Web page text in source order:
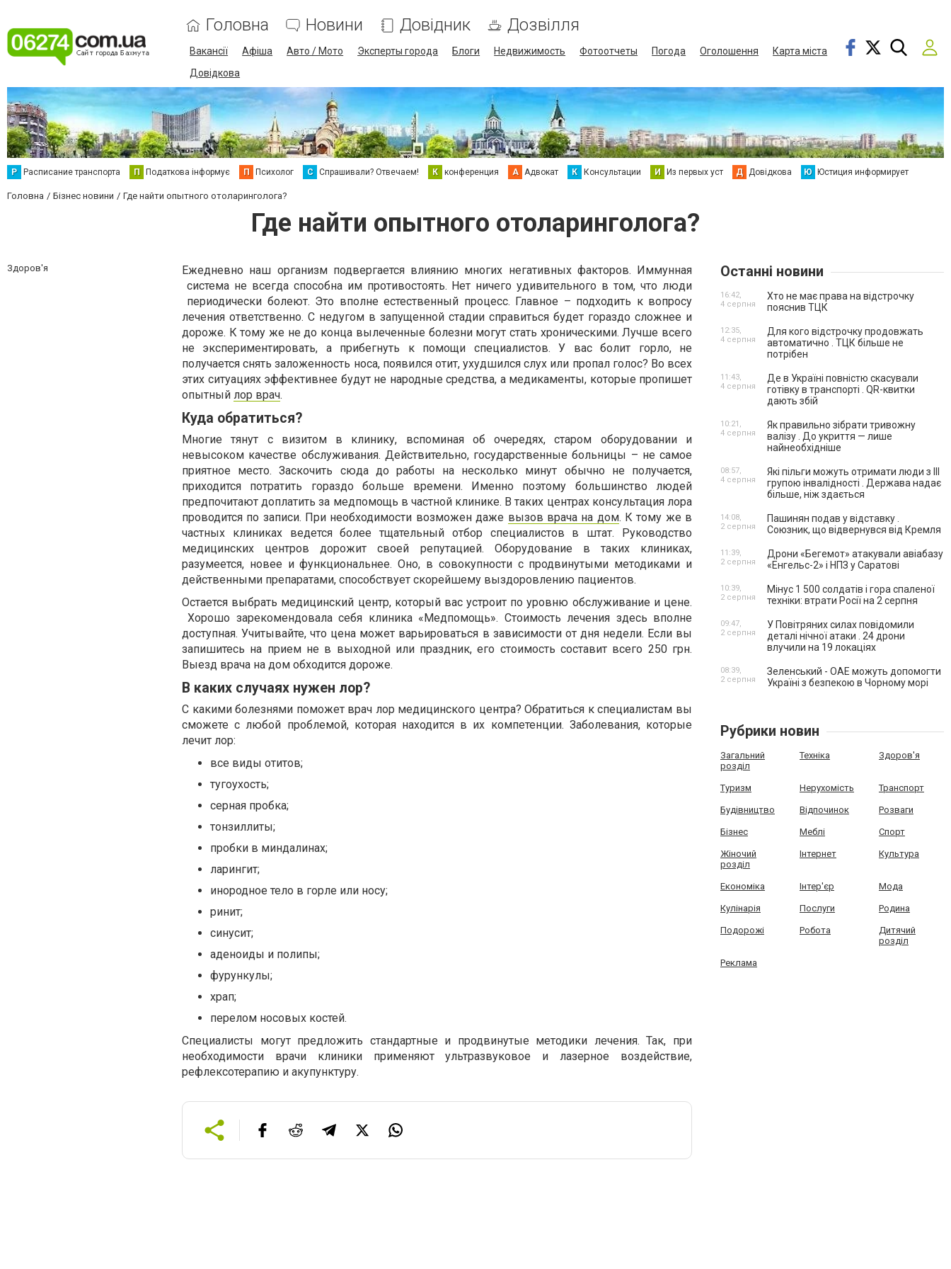
Головна Новини Довідник Дозвілля
Вакансії Афіша Авто / Мото Эксперты города Блоги Недвижимость Фотоотчеты Погода Оголошення
Карта міста
Довідкова
Р Расписание транспорта П Податкова інформує П Психолог С Спрашивали? Отвечаем! К конференция А Адвокат К Консультации И Из первых уст Д Довідкова Ю Юстиция информирует
Головна Бізнес новини Где найти опытного отоларинголога?
Где найти опытного отоларинголога?
Здоров'я
Ежедневно наш организм подвергается влиянию многих негативных факторов. Иммунная
система не всегда способна им противостоять. Нет ничего удивительного в том, что люди
периодически болеют. Это вполне естественный процесс. Главное – подходить к вопросу
лечения ответственно. С недугом в запущенной стадии справиться будет гораздо сложнее и
дороже. К тому же не до конца вылеченные болезни могут стать хроническими. Лучше всего
не экспериментировать, а прибегнуть к помощи специалистов. У вас болит горло, не
получается снять заложенность носа, появился отит, ухудшился слух или пропал голос? Во всех
этих ситуациях эффективнее будут не народные средства, а медикаменты, которые пропишет
опытный лор врач.
Куда обратиться?
Многие тянут с визитом в клинику, вспоминая об очередях, старом оборудовании и
невысоком качестве обслуживания. Действительно, государственные больницы – не самое
приятное место. Заскочить сюда до работы на несколько минут обычно не получается,
приходится потратить гораздо больше времени. Именно поэтому большинство людей
предпочитают доплатить за медпомощь в частной клинике. В таких центрах консультация лора
проводится по записи. При необходимости возможен даже вызов врача на дом. К тому же в
частных клиниках ведется более тщательный отбор специалистов в штат. Руководство
медицинских центров дорожит своей репутацией. Оборудование в таких клиниках,
разумеется, новее и функциональнее. Оно, в совокупности с продвинутыми методиками и
действенными препаратами, способствует скорейшему выздоровлению пациентов.
Остается выбрать медицинский центр, который вас устроит по уровню обслуживание и цене.
Хорошо зарекомендовала себя клиника «Медпомощь». Стоимость лечения здесь вполне
доступная. Учитывайте, что цена может варьироваться в зависимости от дня недели. Если вы
запишитесь на прием не в выходной или праздник, его стоимость составит всего 250 грн.
Выезд врача на дом обходится дороже.
В каких случаях нужен лор?
С какими болезнями поможет врач лор медицинского центра? Обратиться к специалистам вы
сможете с любой проблемой, которая находится в их компетенции. Заболевания, которые
лечит лор:
все виды отитов;
тугоухость;
серная пробка;
тонзиллиты;
пробки в миндалинах;
ларингит;
инородное тело в горле или носу;
ринит;
синусит;
аденоиды и полипы;
фурункулы;
храп;
перелом носовых костей.
Специалисты могут предложить стандартные и продвинутые методики лечения. Так, при
необходимости врачи клиники применяют ультразвуковое и лазерное воздействие,
рефлексотерапию и акупунктуру.
Останні новини
Хто не має права на відстрочку
пояснив ТЦК
16:42,
4 серпня
Для кого відстрочку продовжать
автоматично . ТЦК більше не
потрібен
12:35,
4 серпня
Де в Україні повністю скасували
готівку в транспорті . QR-квитки
дають збій
11:43,
4 серпня
Як правильно зібрати тривожну
валізу . До укриття — лише
найнеобхідніше
10:21,
4 серпня
Які пільги можуть отримати люди з III
групою інвалідності . Держава надає
більше, ніж здається
08:57,
4 серпня
Пашинян подав у відставку .
Союзник, що відвернувся від Кремля
14:08,
2 серпня
Дрони «Бегемот» атакували авіабазу
«Енгельс-2» і НПЗ у Саратові
11:39,
2 серпня
Мінус 1 500 солдатів і гора спаленої
техніки: втрати Росії на 2 серпня
10:39,
2 серпня
У Повітряних силах повідомили
деталі нічної атаки . 24 дрони
влучили на 19 локаціях
09:47,
2 серпня
Зеленський - ОАЕ можуть допомогти
Україні з безпекою в Чорному морі
08:39,
2 серпня
Рубрики новин
Загальний
розділ
Техніка Здоров'я
Туризм Нерухомість Транспорт
Будівництво Відпочинок Розваги
Бізнес Меблі Спорт
Жіночий
розділ
Інтернет Культура
Економіка Інтер'єр Мода
Кулінарія Послуги Родина
Подорожі Робота
Дитячий
розділ
Реклама